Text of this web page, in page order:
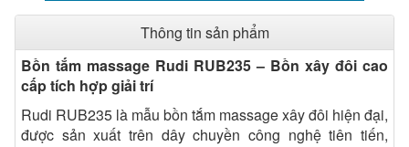
Thông tin sản phẩm
Bồn tắm massage Rudi RUB235 – Bồn xây đôi cao
cấp tích hợp giải trí
Rudi RUB235 là mẫu bồn tắm massage xây đôi hiện đại,
được sản xuất trên dây chuyền công nghệ tiên tiến,